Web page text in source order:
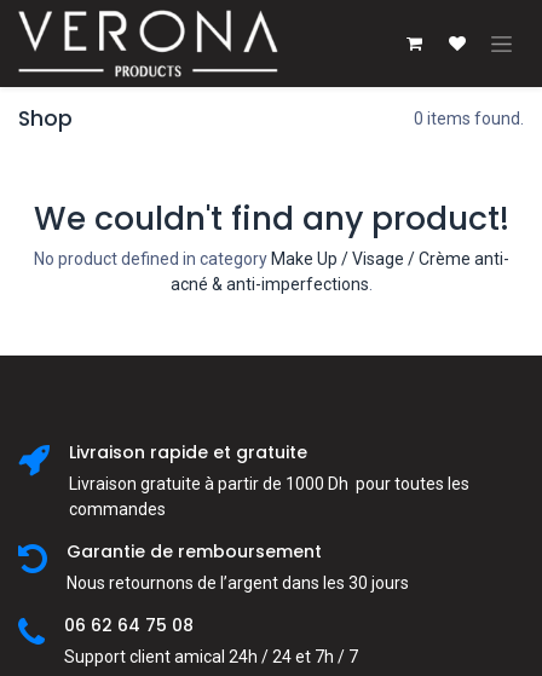
Se rendre au contenu
Shop 0 items found.
We couldn't find any product!
No product defined in category Make Up / Visage / Crème anti-
acné & anti-imperfections
Livraison rapide et gratuite
Livraison gratuite à partir de 1000 Dh pour toutes les
commandes
Garantie de remboursement
Nous retournons de l’argent dans les 30 jours
06 62 64 75 08
Support client amical 24h / 24 et 7h / 7